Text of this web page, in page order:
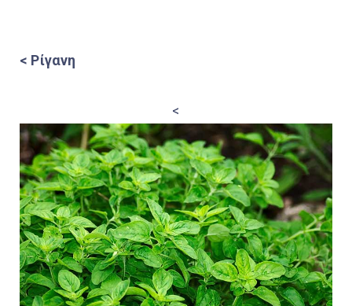
< Ρίγανη
<